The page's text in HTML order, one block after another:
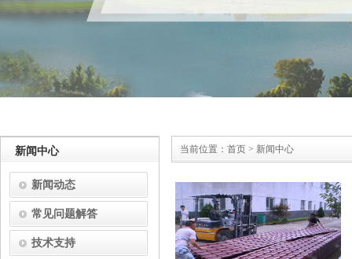
新闻中心
新闻动态
常见问题解答
技术支持
当前位置： 首页 > 新闻中心